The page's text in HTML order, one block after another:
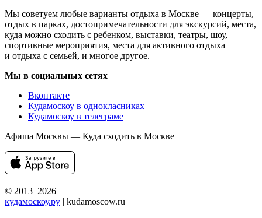
Мы советуем любые варианты отдыха в Москве — концерты,
отдых в парках, достопримечательности для экскурсий, места,
куда можно сходить с ребенком, выставки, театры, шоу,
спортивные мероприятия, места для активного отдыха
и отдыха с семьей, и многое другое.
Мы в социальных сетях
Вконтакте
Кудамоскоу в однокласниках
Кудамоскоу в телеграме
Афиша Москвы — Куда сходить в Москве
© 2013–2026
кудамоскоу.ру | kudamoscow.ru